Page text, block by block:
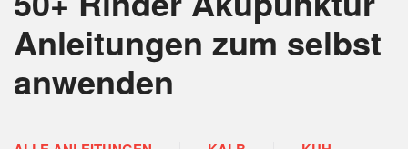
Anleitungen zum selbst
anwenden